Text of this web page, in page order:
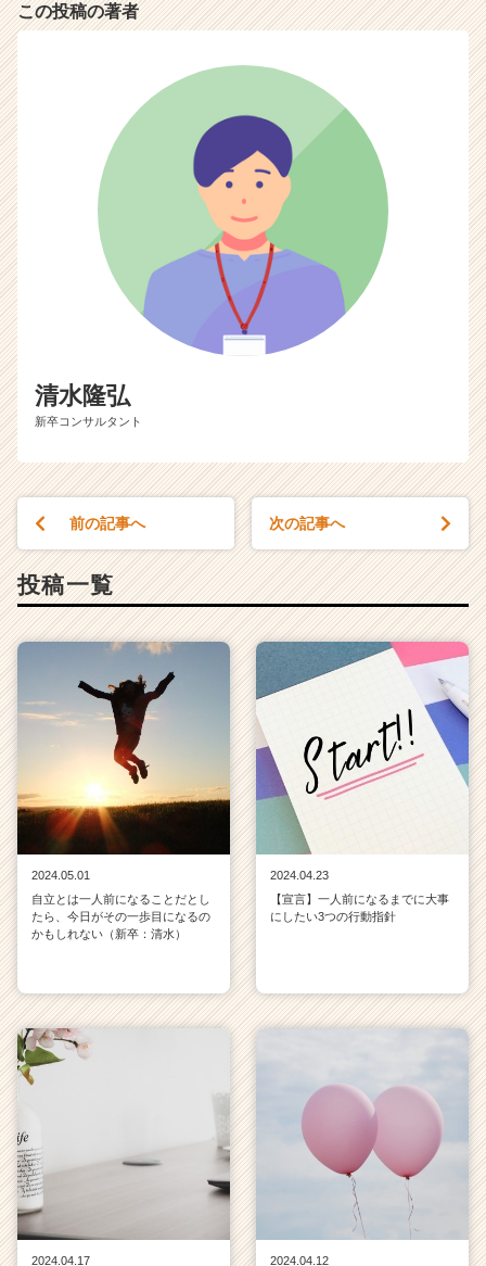
（C
e
この投稿の著者
清水隆弘
新卒コンサルタント
前の記事へ 次の記事へ
投稿一覧
2024.05.01
自立とは一人前になることだとし
たら、今日がその一歩目になるの
かもしれない（新卒：清水）
2024.04.23
【宣言】一人前になるまでに大事
にしたい3つの行動指針
2024.04.17 2024.04.12